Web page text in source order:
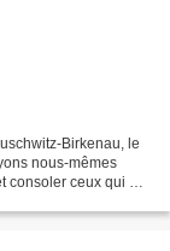
Birkenau, le
nous-mêmes
consoler ceux qui ont